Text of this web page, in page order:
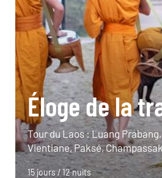
Éloge de la
Tour du Laos : Luang
Vientiane, Paksé,
15 jours / 12 nuits